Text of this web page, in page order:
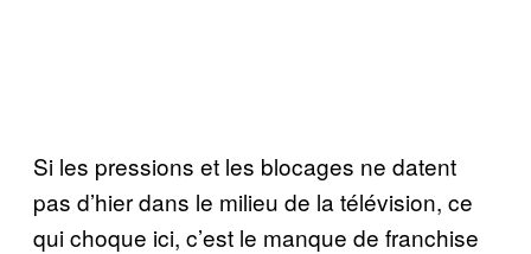
Si les pressions et les blocages ne datent
pas d’hier dans le milieu de la télévision, ce
qui choque ici, c’est le manque de franchise